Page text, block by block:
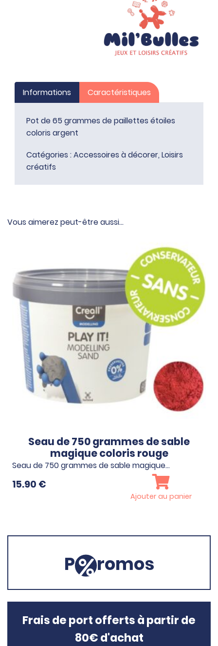
Informations Caractéristiques
Pot de 65 grammes de paillettes étoiles
coloris argent
Catégories :Accessoires à décorer, Loisirs
créatifs
Vous aimerez peut-être aussi…
Seau de 750 grammes de sable
magique coloris rouge
Seau de 750 grammes de sable magique…
15.90 €
Ajouter au panier
P romos
Frais de port offerts à partir de
80€ d'achat